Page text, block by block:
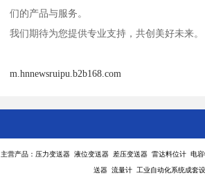
们的产品与服务。
我们期待为您提供专业支持，共创美好未来。
m.hnnewsruipu.b2b168.com
主营产品：压力变送器 液位变送器 差压变送器 雷达料位计 电
送器 流量计 工业自动化系统成套